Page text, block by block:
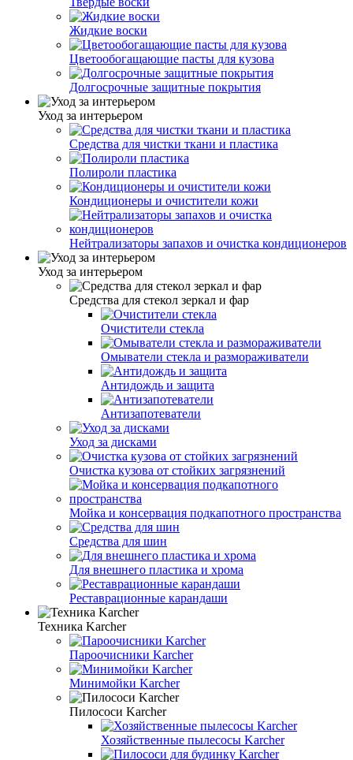
Жидкие воски
Цветообогащающие пасты для кузова
Долгосрочные защитные покрытия
Уход за интерьером
Средства для чистки ткани и пластика
Полироли пластика
Кондиционеры и очистители кожи
Нейтрализаторы запахов и очистка кондиционеров
Уход за интерьером
Средства для стекол зеркал и фар
Очистители стекла
Омыватели стекла и размораживатели
Антидождь и защита
Антизапотеватели
Уход за дисками
Очистка кузова от стойких загрязнений
Мойка и консервация подкапотного пространства
Средства для шин
Для внешнего пластика и хрома
Реставрационные карандаши
Техника Karcher
Пароочисники Karcher
Минимойки Karcher
Пилососи Karcher
Хозяйственные пылесосы Karcher